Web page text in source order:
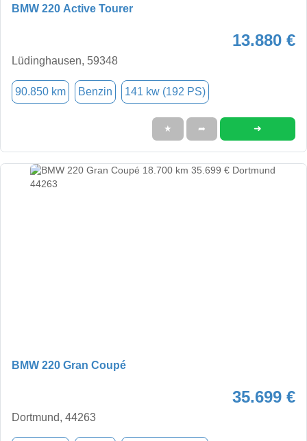
BMW 220 Active Tourer
13.880 €
Lüdinghausen, 59348
90.850 km Benzin 141 kw (192 PS)
★ ➦ ➜
BMW 220 Gran Coupé
35.699 €
Dortmund, 44263